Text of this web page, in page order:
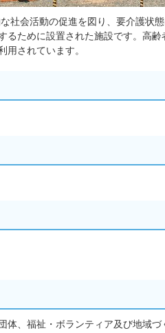
社会活動の促進を図り、要介護状
るために設置された施設です。高
用されています。
体、福祉・ボランティア及び地域